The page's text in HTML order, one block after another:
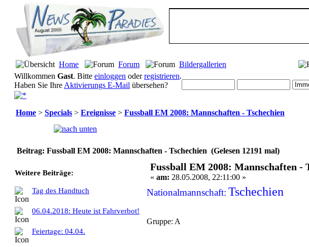
Home Forum Bildergallerien
Willkommen Gast. Bitte einloggen oderregistrieren.
Haben Sie Ihre Aktivierungs E-Mail übersehen?
Home > Specials > Ereignisse > Fussball EM 2008: Mannschaften - Tschechien
Beitrag: Fussball EM 2008: Mannschaften - Tschechien (Gelesen 12191 mal)
Weitere Beiträge:
Tag des Handtuch
06.04.2018: Heute ist Fahrverbot!
Feiertage: 04.04.
Fussball EM 2008: Mannschaften -
« am: 28.05.2008, 22:11:00 »
Nationalmannschaft: Tschechien
Gruppe: A